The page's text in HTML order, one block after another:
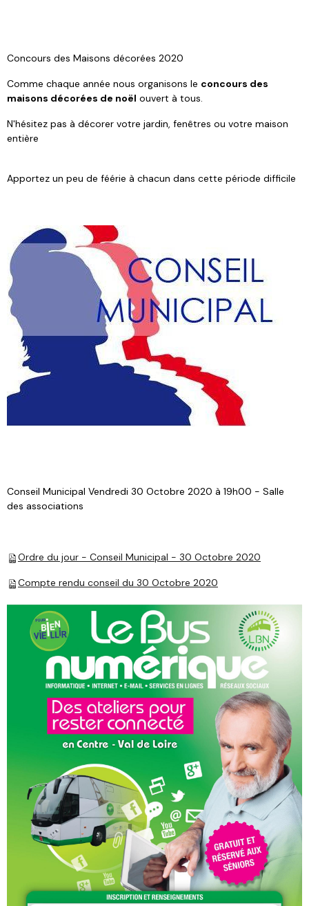
Concours des Maisons décorées 2020
Comme chaque année nous organisons le concours des
maisons décorées de noël ouvert à tous.
N'hésitez pas à décorer votre jardin, fenêtres ou votre maison
entière
Apportez un peu de féérie à chacun dans cette période difficile
Conseil Municipal Vendredi 30 Octobre 2020 à 19h00 - Salle
des associations
Ordre du jour - Conseil Municipal - 30 Octobre 2020
Compte rendu conseil du 30 Octobre 2020